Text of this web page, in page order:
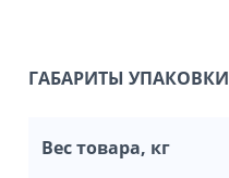
ГАБАРИТЫ УПАКОВКИ
Вес товара, кг